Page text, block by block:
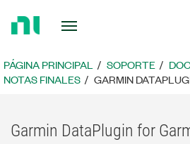
página
principal
PÁGINA PRINCIPAL SOPORTE
NOTAS FINALES
GARMIN
Garmin DataPlugin for